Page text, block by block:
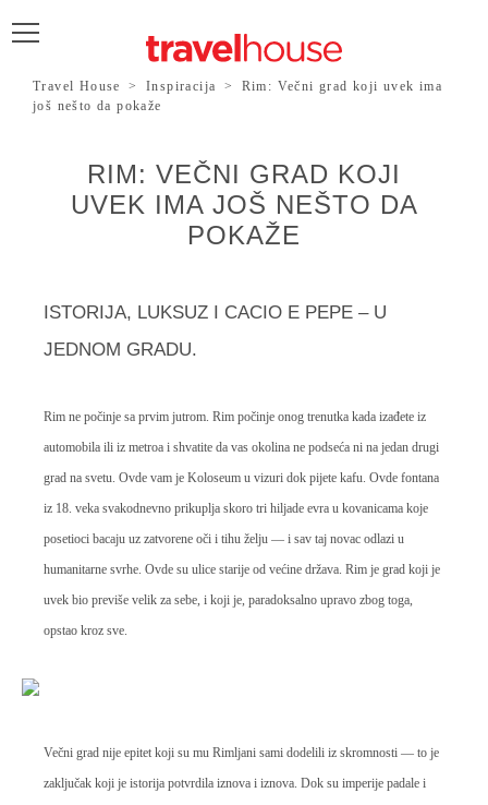
POŠALJITE UPIT
Travel House > Inspiracija >
Rim: Večni grad koji uvek ima
još nešto da pokaže
RIM: VEČNI GRAD KOJI
UVEK IMA JOŠ NEŠTO DA
POKAŽE
ISTORIJA, LUKSUZ I CACIO E PEPE – U
JEDNOM GRADU.
Rim ne počinje sa prvim jutrom. Rim počinje onog trenutka kada izađete iz
automobila ili iz metroa i shvatite da vas okolina ne podseća ni na jedan drugi
grad na svetu. Ovde vam je Koloseum u vizuri dok pijete kafu. Ovde fontana
iz 18. veka svakodnevno prikuplja skoro tri hiljade evra u kovanicama koje
posetioci bacaju uz zatvorene oči i tihu želju — i sav taj novac odlazi u
humanitarne svrhe. Ovde su ulice starije od većine država. Rim je grad koji je
uvek bio previše velik za sebe, i koji je, paradoksalno upravo zbog toga,
opstao kroz sve.
Večni grad nije epitet koji su mu Rimljani sami dodelili iz skromnosti — to je
zaključak koji je istorija potvrdila iznova i iznova. Dok su imperije padale i